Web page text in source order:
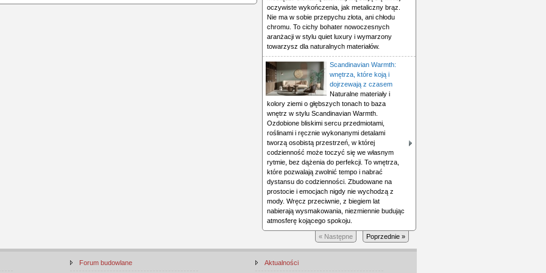
oczywiste wykończenia, jak metaliczny brąz.
Nie ma w sobie przepychu złota, ani chłodu
chromu. To cichy bohater nowoczesnych
aranżacji w stylu quiet luxury i wymarzony
towarzysz dla naturalnych materiałów.
Scandinavian Warmth:
wnętrza, które koją i
dojrzewają z czasem
Naturalne materiały i
kolory ziemi o głębszych tonach to baza
wnętrz w stylu Scandinavian Warmth.
Ozdobione bliskimi sercu przedmiotami,
roślinami i ręcznie wykonanymi detalami
tworzą osobistą przestrzeń, w której
codzienność może toczyć się we własnym
rytmie, bez dążenia do perfekcji. To wnętrza,
które pozwalają zwolnić tempo i nabrać
dystansu do codzienności. Zbudowane na
prostocie i emocjach nigdy nie wychodzą z
mody. Wręcz przeciwnie, z biegiem lat
nabierają wysmakowania, niezmiennie budując
atmosferę kojącego spokoju.
Poprzednie »
« Następne
Forum budowlane Aktualności